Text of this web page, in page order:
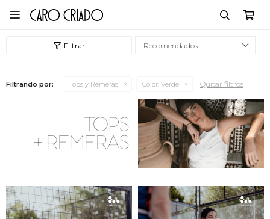

Recomendados
Filtrando por: Tops y Remeras Color: Verde Quitar filtros